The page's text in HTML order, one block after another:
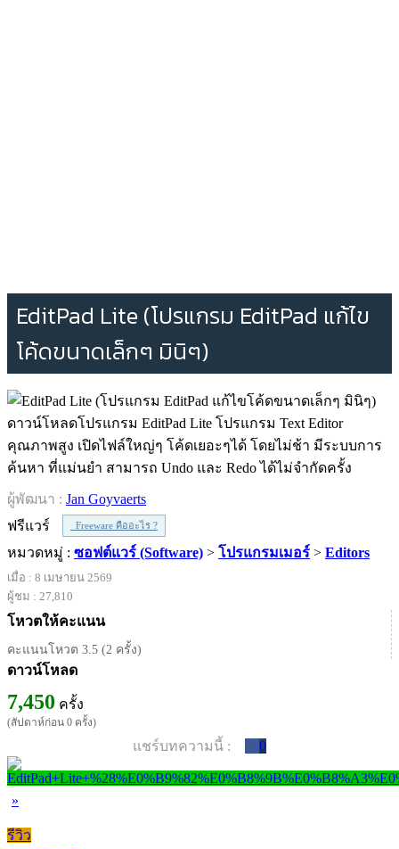
EditPad Lite (โปรแกรม EditPad แก้ไข
โค้ดขนาดเล็กๆ มินิๆ)
ดาวน์โหลดโปรแกรม EditPad Lite โปรแกรม Text Editor
คุณภาพสูง เปิดไฟล์ใหญ่ๆ โค้ดเยอะๆได้ โดยไม่ช้า มีระบบการ
ค้นหา ที่แม่นยำ สามารถ Undo และ Redo ได้ไม่จำกัดครั้ง
ผู้พัฒนา : Jan Goyvaerts
ฟรีแวร์
Freeware คืออะไร ?
หมวดหมู่ : ซอฟต์แวร์ (Software) > โปรแกรมเมอร์ > Editors
เมื่อ : 8 เมษายน 2569
ผู้ชม : 27,810
โหวตให้คะแนน
คะแนนโหวต 3.5 (2 ครั้ง)
ดาวน์โหลด
7,450 ครั้ง
(สัปดาห์ก่อน 0 ครั้ง)
แชร์บทความนี้ : 0
»
รีวิว